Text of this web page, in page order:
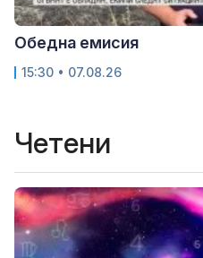
Обедна емисия
15:30 • 07.08.26
Четени